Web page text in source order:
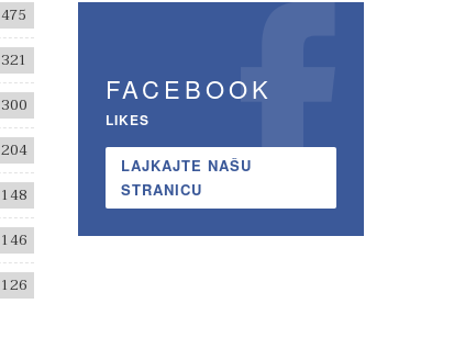
475
321
300
204
148
146
126
FACEBOOK
LIKES
LAJKAJTE NAŠU
STRANICU